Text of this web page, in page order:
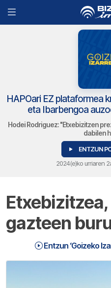
HAPOari EZ plataformea
eta Ibarbengoa
Hodei Rodriguez: "Etxebizitzen
dabilen
ENTZUN
2024(e)ko urriaren
gazteen
Entzun ‘Goizeko